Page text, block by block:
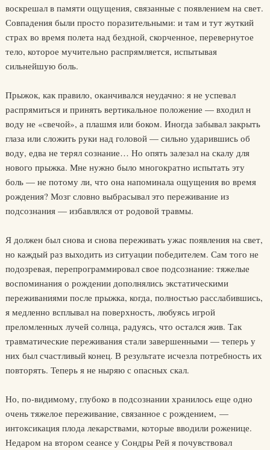
воскрешал в памяти ощущения, связанные с появлением на свет.
Совпадения были просто поразительными: и там и тут жуткий
страх во время полета над бездной, скорченное, перевернутое
тело, которое мучительно распрямляется, испытывая
сильнейшую боль.
Прыжок, как правило, оканчивался неудачно: я не успевал
распрямиться и принять вертикальное положение — входил н
воду не «свечой», а плашмя или боком. Иногда забывал закрыть
глаза или сложить руки над головой — сильно ударившись об
воду, едва не терял сознание… Но опять залезал на скалу для
нового прыжка. Мне нужно было многократно испытать эту
боль — не потому ли, что она напоминала ощущения во время
рождения? Мозг словно выбрасывал это переживание из
подсознания — избавлялся от родовой травмы.
Я должен был снова и снова переживать ужас появления на свет,
но каждый раз выходить из ситуации победителем. Сам того не
подозревая, перепрограммировал свое подсознание: тяжелые
воспоминания о рождении дополнялись экстатическими
переживаниями после прыжка, когда, полностью расслабившись,
я медленно всплывал на поверхность, любуясь игрой
преломленных лучей солнца, радуясь, что остался жив. Так
травматические переживания стали завершенными — теперь у
них был счастливый конец. В результате исчезла потребность их
повторять. Теперь я не ныряю с опасных скал.
Но, по-видимому, глубоко в подсознании хранилось еще одно
очень тяжелое переживание, связанное с рождением, —
интоксикация плода лекарствами, которые вводили роженице.
Недаром на втором сеансе у Сондры Рей я почувствовал